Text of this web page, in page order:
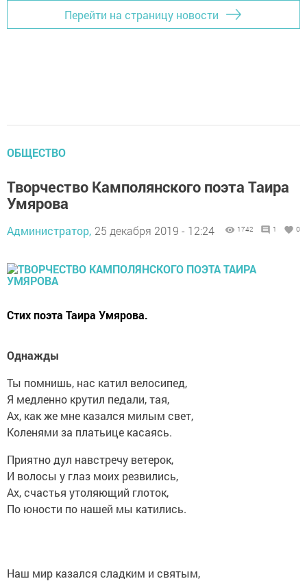
Перейти на страницу новости
ОБЩЕСТВО
Творчество Камполянского поэта Таира
Умярова
Администратор, 25 декабря 2019 - 12:24 1742 1 0
Стих поэта Таира Умярова.
Однажды
Ты помнишь, нас катил велосипед,
Я медленно крутил педали, тая,
Ах, как же мне казался милым свет,
Коленями за платьице касаясь.
Приятно дул навстречу ветерок,
И волосы у глаз моих резвились,
Ах, счастья утоляющий глоток,
По юности по нашей мы катились.
Наш мир казался сладким и святым,